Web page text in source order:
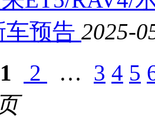
车预告 2025-
1 2 … 3 4 5